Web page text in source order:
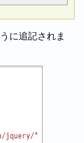
に追記されま